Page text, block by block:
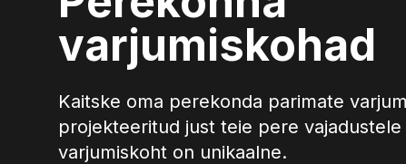
varjumiskohad
Kaitske oma perekonda parimate
projekteeritud just teie pere vajadustele
varjumiskoht on unikaalne.